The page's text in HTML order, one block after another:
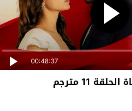
00:48:37
11 مترجم